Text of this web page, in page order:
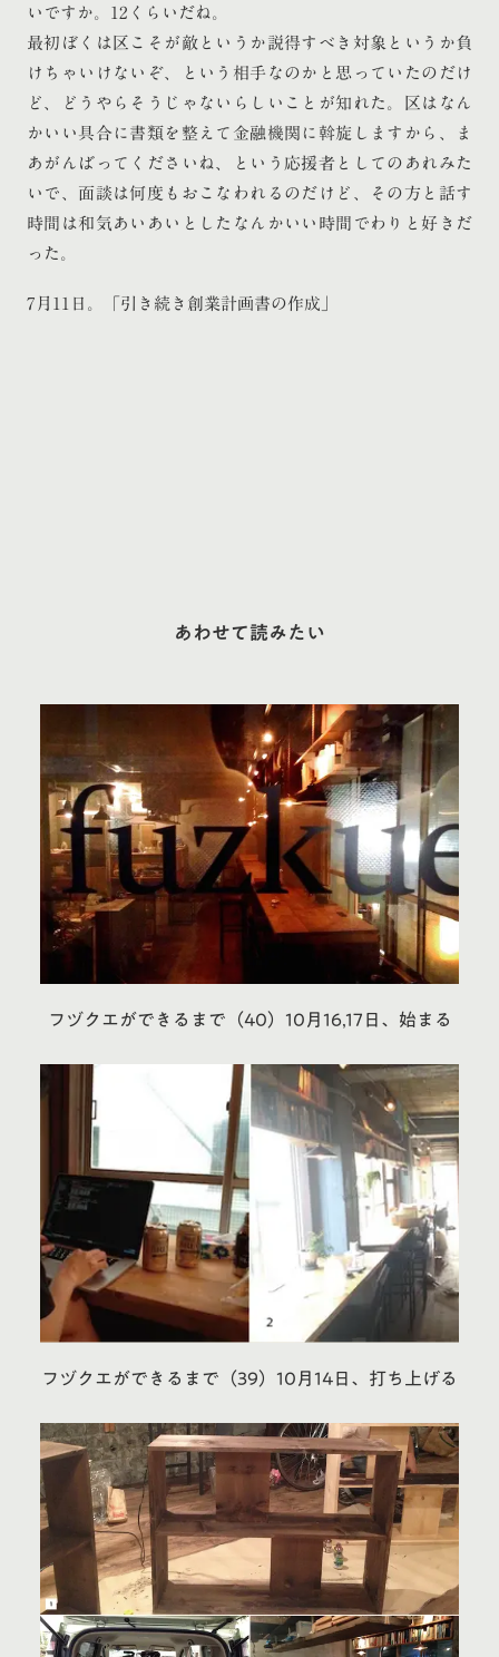
いですか。12くらいだね。
最初ぼくは区こそが敵というか説得すべき対象というか負
けちゃいけないぞ、という相手なのかと思っていたのだけ
ど、どうやらそうじゃないらしいことが知れた。区はなん
かいい具合に書類を整えて金融機関に斡旋しますから、ま
あがんばってくださいね、という応援者としてのあれみた
いで、面談は何度もおこなわれるのだけど、その方と話す
時間は和気あいあいとしたなんかいい時間でわりと好きだ
った。
7月11日。「引き続き創業計画書の作成」
あわせて読みたい
フヅクエができるまで（40）10月16,17日、始まる
フヅクエができるまで（39）10月14日、打ち上げる